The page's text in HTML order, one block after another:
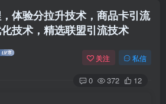
体验分拉升技术，商品卡引流
技术，精选联盟引流技术
关注 私信
0 372 12